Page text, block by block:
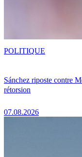
Sánchez riposte contre
rétorsion
07.08.2026
POLITIQUE